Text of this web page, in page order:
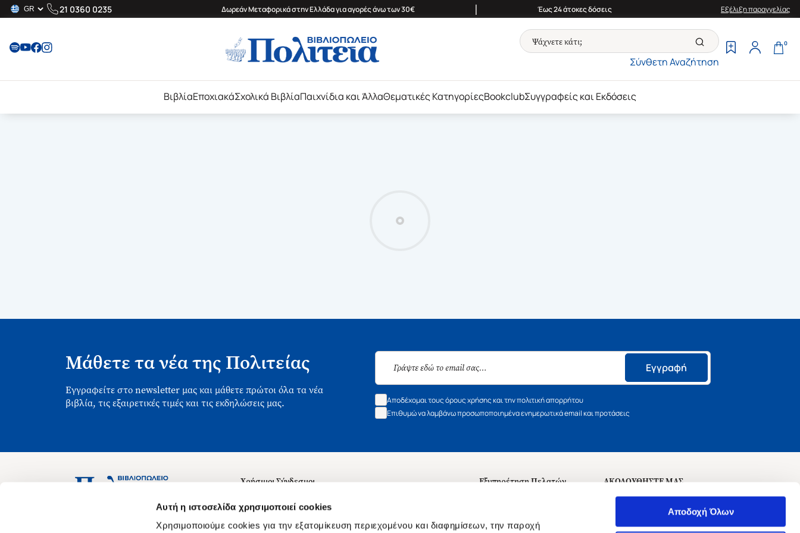
Αυτή η ιστοσελίδα χρησιμοποιεί cookies
Χρησιμοποιούμε cookies για την εξατομίκευση περιεχομένου και διαφημίσεων, την παροχή
Αποδοχή Όλων
21 0360 0235 Δωρεάν Μεταφορικά στην Ελλάδα για αγορές άνω των 30€ | Έως 24 άτοκες δόσεις Εξέλιξη παραγγελίας
Σύνθετη Αναζήτηση
0
ΒιβλίαΕποχιακάΣχολικά ΒιβλίαΠαιχνίδια και ΆλλαΘεματικές ΚατηγορίεςBookclubΣυγγραφείς και Εκδόσεις
Μάθετε τα νέα της Πολιτείας
Εγγραφείτε στο newsletter μας και μάθετε πρώτοι όλα τα νέα
βιβλία, τις εξαιρετικές τιμές και τις εκδηλώσεις μας.
Εγγραφή
Αποδέχομαι τους όρους χρήσης και την πολιτική απορρήτου
Επιθυμώ να λαμβάνω προσωποποιημένα ενημερωτικά email και προτάσεις
Ασκληπιού 1-3, Αθήνα 106 79
Χρήσιμοι Σύνδεσμοι
Σχετικά με εμάς
Θέσεις Εργασίας
Εξυπηρέτηση Πελατών
ΑΚΟΛΟΥΘΗΣΤΕ ΜΑΣ